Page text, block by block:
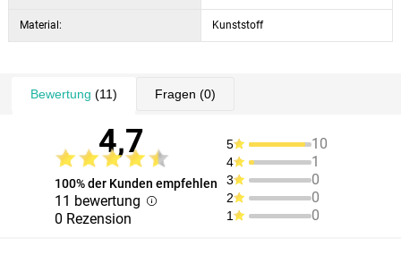
Material: Kunststoff
Bewertung (11) Fragen (0)
4,7
100% der Kunden empfehlen
11 bewertung
0 Rezension
5 10
4 1
3 0
2 0
1 0